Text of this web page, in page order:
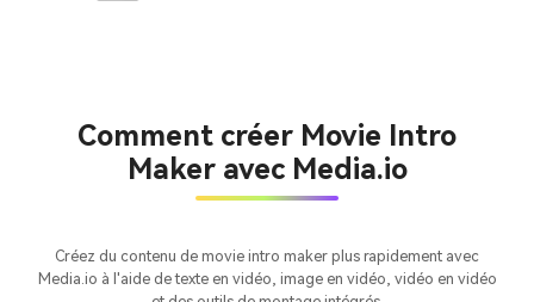
Comment créer Movie Intro
Maker avec Media.io
Créez du contenu de movie intro maker plus rapidement avec
Media.io à l'aide de texte en vidéo, image en vidéo, vidéo en vidéo
gratuit!
Créer Gratuitement
→